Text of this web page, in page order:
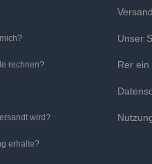
rechnen?
wird?
erhalte?
Unser
Rer ein